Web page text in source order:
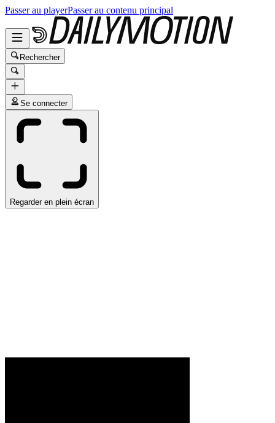
Passer au playerPasser au contenu principal
Rechercher
Se connecter
Regarder en plein écran